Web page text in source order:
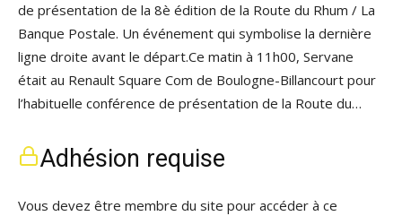
de présentation de la 8è édition de la Route du Rhum / La
Banque Postale. Un événement qui symbolise la dernière
ligne droite avant le départ.Ce matin à 11h00, Servane
était au Renault Square Com de Boulogne-Billancourt pour
l’habituelle conférence de présentation de la Route du…
Adhésion requise
Vous devez être membre du site pour accéder à ce